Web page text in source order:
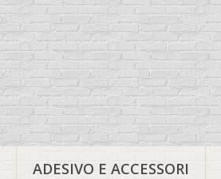
ADESIVO E ACCESSORI